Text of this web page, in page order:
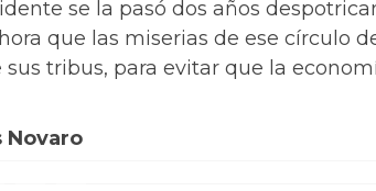
se la pasó dos años
que las miserias de ese círculo
sus tribus, para evitar que la
Novaro